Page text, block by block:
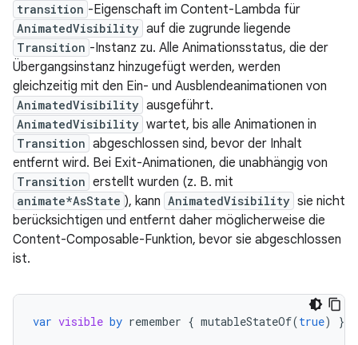
transition -Eigenschaft im Content-Lambda für
AnimatedVisibility auf die zugrunde liegende
Transition -Instanz zu. Alle Animationsstatus, die der
Übergangsinstanz hinzugefügt werden, werden
gleichzeitig mit den Ein- und Ausblendeanimationen von
AnimatedVisibility ausgeführt.
AnimatedVisibility wartet, bis alle Animationen in
Transition abgeschlossen sind, bevor der Inhalt
entfernt wird. Bei Exit-Animationen, die unabhängig von
Transition erstellt wurden (z. B. mit
animate*AsState ), kann AnimatedVisibility sie nicht
berücksichtigen und entfernt daher möglicherweise die
Content-Composable-Funktion, bevor sie abgeschlossen
ist.
var visible by remember { mutableStateOf(true) }